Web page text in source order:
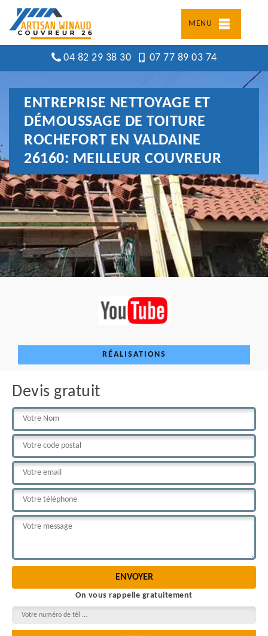
MENU
04 82 29 38 30 07 77 89 03 74
ENTREPRISE NETTOYAGE ET
DÉMOUSSAGE DE TOITURE
ROCHEFORT EN VALDAINE
26160: MEILLEUR COUVREUR
RÉALISATIONS
Devis gratuit
On vous rappelle gratuitement